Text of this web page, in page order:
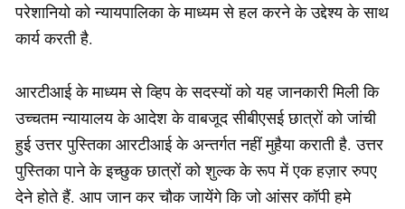
परेशानियो को न्यायपालिका के माध्यम से हल करने के उद्देश्य के साथ
कार्य करती है.
आरटीआई के माध्यम से व्हिप के सदस्यों को यह जानकारी मिली कि
उच्चतम न्यायालय के आदेश के वाबजूद सीबीएसई छात्रों को जांची
हुई उत्तर पुस्तिका आरटीआई के अन्तर्गत नहीं मुहैया कराती है. उत्तर
पुस्तिका पाने के इच्छुक छात्रों को शुल्क के रूप में एक हज़ार रुपए
देने होते हैं. आप जान कर चौक जायेंगे कि जो आंसर कॉपी हमे